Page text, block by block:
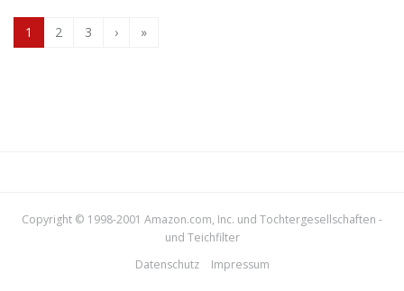
1 2 3 › »
Copyright © 1998-2001 Amazon.com, Inc. und Tochtergesellschaften -
und Teichfilter
Datenschutz
Impressum